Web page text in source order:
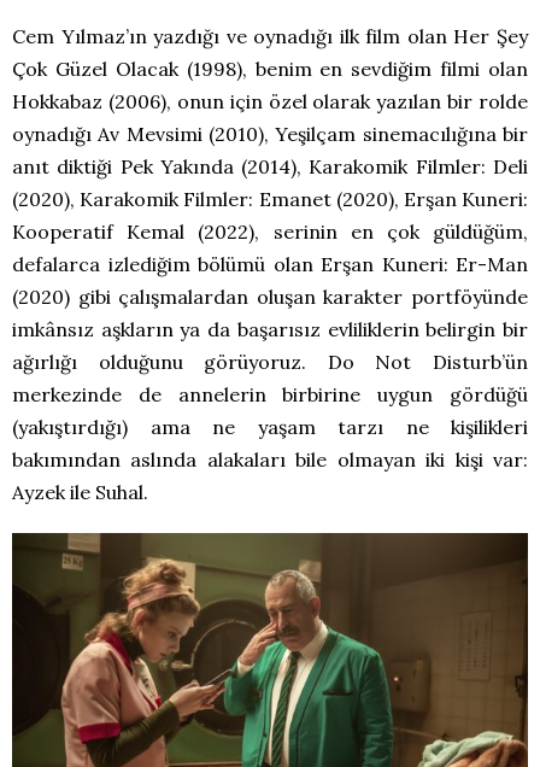
Cem Yılmaz’ın yazdığı ve oynadığı ilk film olan Her Şey
Çok Güzel Olacak (1998), benim en sevdiğim filmi olan
Hokkabaz (2006), onun için özel olarak yazılan bir rolde
oynadığı Av Mevsimi (2010), Yeşilçam sinemacılığına bir
anıt diktiği Pek Yakında (2014), Karakomik Filmler: Deli
(2020), Karakomik Filmler: Emanet (2020), Erşan Kuneri:
Kooperatif Kemal (2022), serinin en çok güldüğüm,
defalarca izlediğim bölümü olan Erşan Kuneri: Er-Man
(2020) gibi çalışmalardan oluşan karakter portföyünde
imkânsız aşkların ya da başarısız evliliklerin belirgin bir
ağırlığı olduğunu görüyoruz. Do Not Disturb’ün
merkezinde de annelerin birbirine uygun gördüğü
(yakıştırdığı) ama ne yaşam tarzı ne kişilikleri
bakımından aslında alakaları bile olmayan iki kişi var:
Ayzek ile Suhal.